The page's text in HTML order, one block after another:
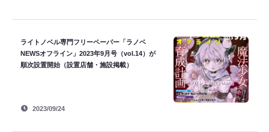
ライトノベル専門フリーペーパー「ラノベ
NEWSオフライン」2023年9月号（vol.14）が
順次設置開始（設置店舗・施設掲載）
2023/09/24